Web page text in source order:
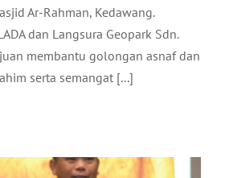
Ar-Rahman, Kedawang.
dan Langsura Geopark Sdn.
membantu golongan asnaf dan
serta semangat [...]
BULAN AL-